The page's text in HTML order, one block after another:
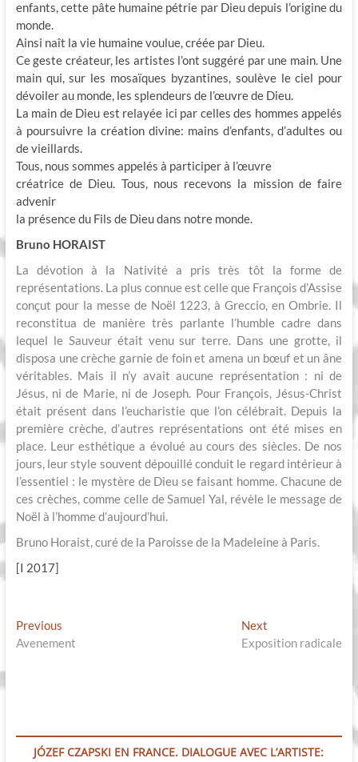
enfants, cette pâte humaine pétrie par Dieu depuis l’origine du
monde.
Ainsi naît la vie humaine voulue, créée par Dieu.
Ce geste créateur, les artistes l’ont suggéré par une main. Une
main qui, sur les mosaïques byzantines, soulève le ciel pour
dévoiler au monde, les splendeurs de l’œuvre de Dieu.
La main de Dieu est relayée ici par celles des hommes appelés
à poursuivre la création divine: mains d’enfants, d’adultes ou
de vieillards.
Tous, nous sommes appelés à participer à l’œuvre
créatrice de Dieu. Tous, nous recevons la mission de faire
advenir
la présence du Fils de Dieu dans notre monde.
Bruno HORAIST
La dévotion à la Nativité a pris très tôt la forme de
représentations. La plus connue est celle que François d’Assise
conçut pour la messe de Noël 1223, à Greccio, en Ombrie. Il
reconstitua de manière très parlante l’humble cadre dans
lequel le Sauveur était venu sur terre. Dans une grotte, il
disposa une crèche garnie de foin et amena un bœuf et un âne
véritables. Mais il n’y avait aucune représentation : ni de
Jésus, ni de Marie, ni de Joseph. Pour François, Jésus-Christ
était présent dans l’eucharistie que l’on célébrait. Depuis la
première crèche, d’autres représentations ont été mises en
place. Leur esthétique a évolué au cours des siècles. De nos
jours, leur style souvent dépouillé conduit le regard intérieur à
l’essentiel : le mystère de Dieu se faisant homme. Chacune de
ces crèches, comme celle de Samuel Yal, révèle le message de
Noël à l’homme d’aujourd’hui.
Bruno Horaist, curé de la Paroisse de la Madeleine à Paris.
[I 2017]
Navigation
de
PreviousPrevious
post:
Avenement
Next
post:
Exposition radicale
JÓZEF CZAPSKI EN FRANCE. DIALOGUE AVEC L’ARTISTE: